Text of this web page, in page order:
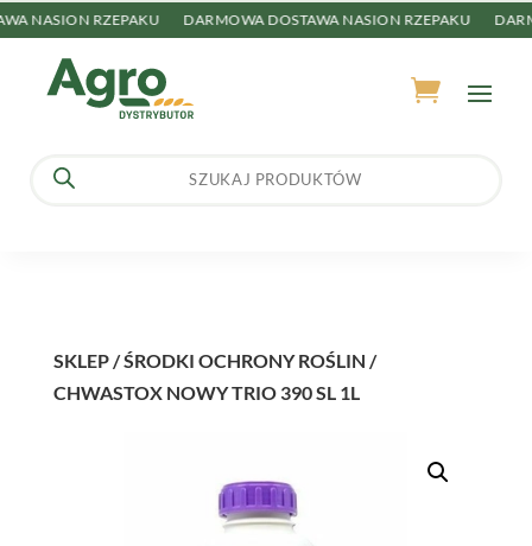
NASION RZEPAKU DARMOWA DOSTAWA NASION RZEPAKU
Wyszukiwarka
produktów
SKLEP/ŚRODKI OCHRONY ROŚLIN /
CHWASTOX NOWY TRIO 390 SL 1L